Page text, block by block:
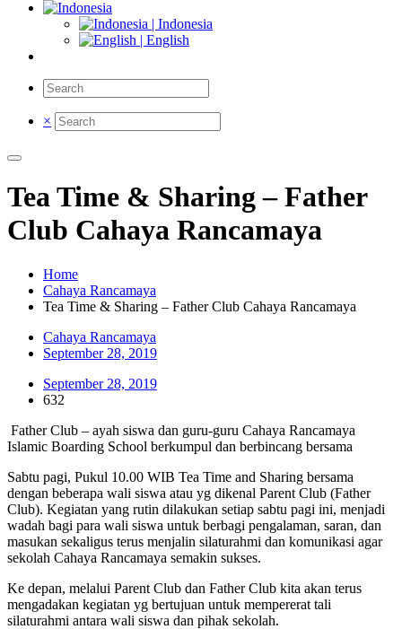
| Indonesia
| English
×
Tea Time & Sharing – Father
Club Cahaya Rancamaya
Home
Cahaya Rancamaya
Tea Time & Sharing – Father Club Cahaya Rancamaya
Cahaya Rancamaya
September 28, 2019
September 28, 2019
632
Father Club – ayah siswa dan guru-guru Cahaya Rancamaya
Islamic Boarding School berkumpul dan berbincang bersama
Sabtu pagi, Pukul 10.00 WIB Tea Time and Sharing bersama
dengan beberapa wali siswa atau yg dikenal Parent Club (Father
Club). Kegiatan yang rutin dilakukan setiap sabtu pagi ini, menjadi
wadah bagi para wali siswa untuk berbagi pengalaman, saran, dan
masukan sekaligus terus menjalin silaturahmi dan komunikasi agar
sekolah Cahaya Rancamaya semakin sukses.
Ke depan, melalui Parent Club dan Father Club kita akan terus
mengadakan kegiatan yg bertujuan untuk mempererat tali
silaturahmi antara wali siswa dan pihak sekolah.